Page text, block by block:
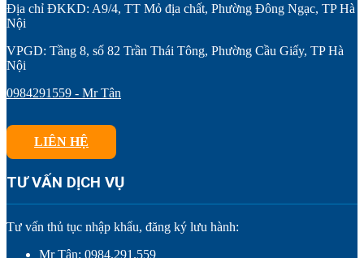
Địa chỉ ĐKKD: A9/4, TT Mỏ địa chất, Phường Đông Ngạc, TP Hà
Nội
VPGD: Tầng 8, số 82 Trần Thái Tông, Phường Cầu Giấy, TP Hà
Nội
0984291559 - Mr Tân
LIÊN HỆ
TƯ VẤN DỊCH VỤ
Tư vấn thủ tục nhập khẩu, đăng ký lưu hành:
Mr Tân: 0984.291.559